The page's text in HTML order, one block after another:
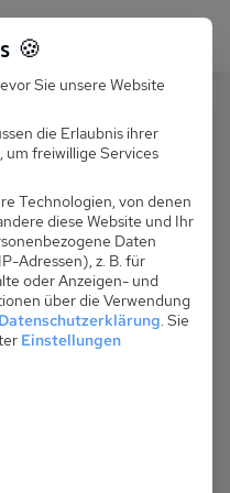
050
🍪
Sie unsere Website
die Erlaubnis ihrer
freiwillige Services
Technologien, von denen
diese Website und Ihr
Daten
Adressen), z. B. für
oder Anzeigen- und
über die Verwendung
Datenschutzerklärung. Sie
Einstellungen
Gruppen, für die